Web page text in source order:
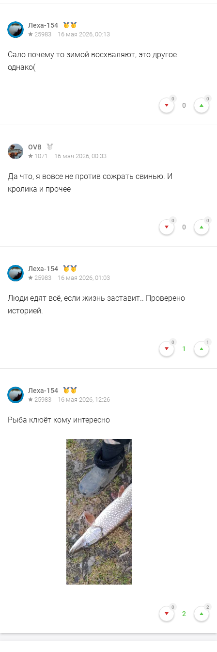
Леха-154
25983 16 мая 2026, 00:13
Сало почему то зимой восхваляют, это другое
однако(
0
0
0
OVB
1071 16 мая 2026, 00:33
Да что, я вовсе не против сожрать свинью. И
кролика и прочее
0
0
0
Леха-154
25983 16 мая 2026, 01:03
Люди едят всё, если жизнь заставит.. Проверено
историей.
0
1
1
Леха-154
25983 16 мая 2026, 12:26
Рыба клюёт кому интересно
0
2
2